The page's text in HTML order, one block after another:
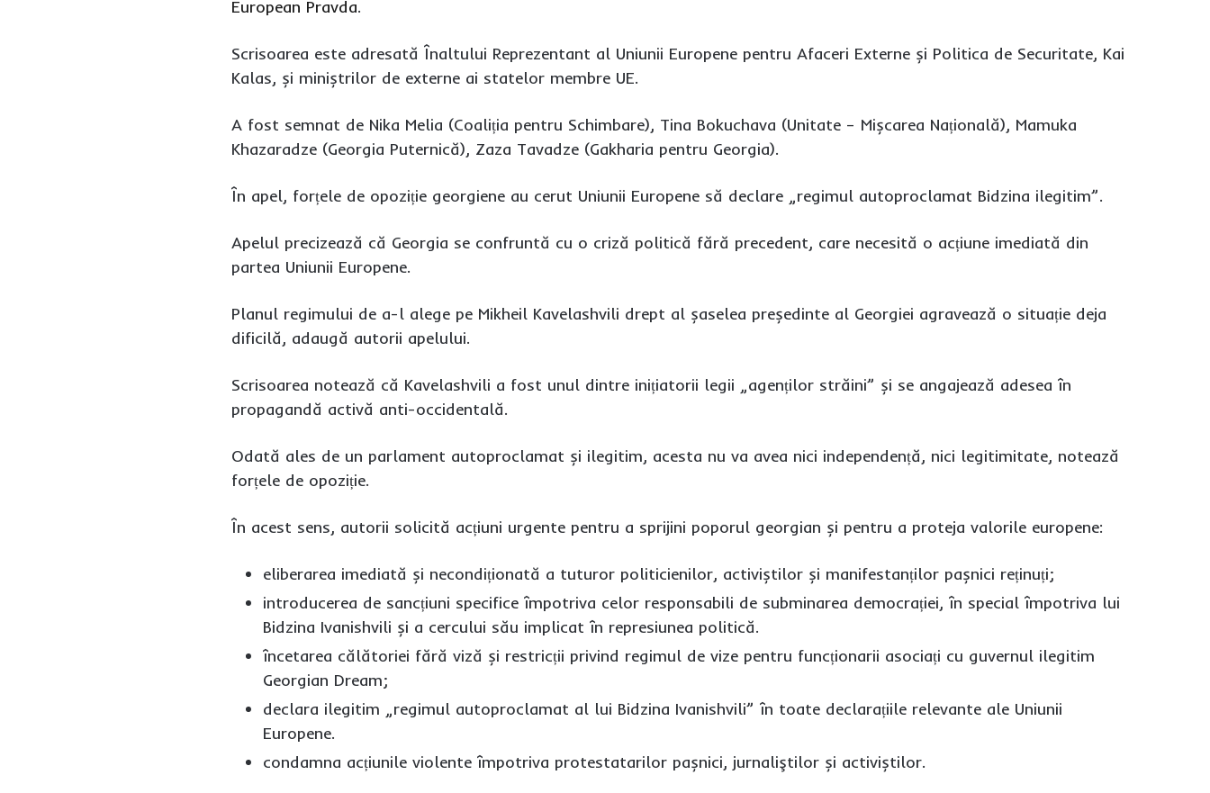
European Pravda.
Scrisoarea este adresată Înaltului Reprezentant al Uniunii Europene pentru Afaceri Externe și Politica de Securitate, Kai
Kalas, și miniștrilor de externe ai statelor membre UE.
A fost semnat de Nika Melia (Coaliția pentru Schimbare), Tina Bokuchava (Unitate – Mișcarea Națională), Mamuka
Khazaradze (Georgia Puternică), Zaza Tavadze (Gakharia pentru Georgia).
În apel, forțele de opoziție georgiene au cerut Uniunii Europene să declare „regimul autoproclamat Bidzina ilegitim”.
Apelul precizează că Georgia se confruntă cu o criză politică fără precedent, care necesită o acțiune imediată din
partea Uniunii Europene.
Planul regimului de a-l alege pe Mikheil Kavelashvili drept al șaselea președinte al Georgiei agravează o situație deja
dificilă, adaugă autorii apelului.
Scrisoarea notează că Kavelashvili a fost unul dintre inițiatorii legii „agenților străini” și se angajează adesea în
propagandă activă anti-occidentală.
Odată ales de un parlament autoproclamat și ilegitim, acesta nu va avea nici independență, nici legitimitate, notează
forțele de opoziție.
În acest sens, autorii solicită acțiuni urgente pentru a sprijini poporul georgian și pentru a proteja valorile europene:
eliberarea imediată și necondiționată a tuturor politicienilor, activiștilor și manifestanților pașnici reținuți;
introducerea de sancțiuni specifice împotriva celor responsabili de subminarea democrației, în special împotriva lui
Bidzina Ivanishvili și a cercului său implicat în represiunea politică.
încetarea călătoriei fără viză și restricții privind regimul de vize pentru funcționarii asociați cu guvernul ilegitim
Georgian Dream;
declara ilegitim „regimul autoproclamat al lui Bidzina Ivanishvili” în toate declarațiile relevante ale Uniunii
Europene.
condamna acțiunile violente împotriva protestatarilor pașnici, jurnaliştilor și activiștilor.